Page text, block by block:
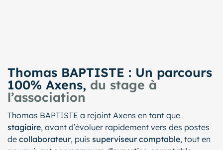
Thomas BAPTISTE : Un parcours
100% Axens, du stage à
l’association
Thomas BAPTISTE a rejoint Axens en tant que
stagiaire, avant d’évoluer rapidement vers des postes
de collaborateur, puis superviseur comptable, tout en